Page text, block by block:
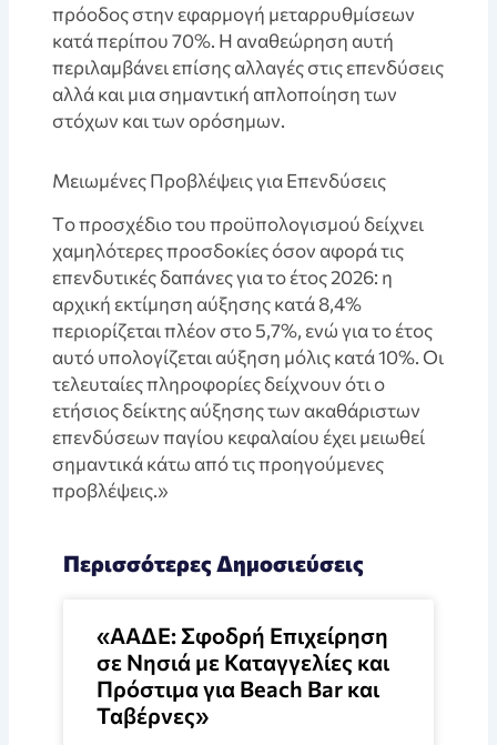
πρόοδος στην εφαρμογή μεταρρυθμίσεων
κατά περίπου 70%. Η αναθεώρηση αυτή
περιλαμβάνει επίσης αλλαγές στις επενδύσεις
αλλά και μια σημαντική απλοποίηση των
στόχων και των ορόσημων.
Mειωμένες Προβλέψεις για Επενδύσεις
Tο προσχέδιο του προϋπολογισμού δείχνει
χαμηλότερες προσδοκίες όσον αφορά τις
επενδυτικές δαπάνες για το έτος 2026: η
αρχική εκτίμηση αύξησης κατά 8,4%
περιορίζεται πλέον στο 5,7%, ενώ για το έτος
αυτό υπολογίζεται αύξηση μόλις κατά 10%. Οι
τελευταίες πληροφορίες δείχνουν ότι ο
ετήσιος δείκτης αύξησης των ακαθάριστων
επενδύσεων παγίου κεφαλαίου έχει μειωθεί
σημαντικά κάτω από τις προηγούμενες
προβλέψεις.»
Περισσότερες Δημοσιεύσεις
«ΑΑΔΕ: Σφοδρή Επιχείρηση
σε Νησιά με Καταγγελίες και
Πρόστιμα για Beach Bar και
Ταβέρνες»